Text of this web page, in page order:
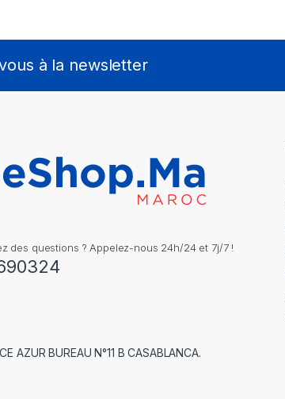
à la newsletter
des questions ? Appelez-nous 24h/24 et 7j/7 !
AZUR BUREAU N°11 B CASABLANCA.